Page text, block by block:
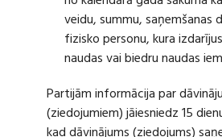
veidu, summu, saņemšanas
fizisko personu, kura
naudas vai biedru naudas
Partijām informācija par
(ziedojumiem) jāiesniedz 15
kad dāvinājums (ziedojums)